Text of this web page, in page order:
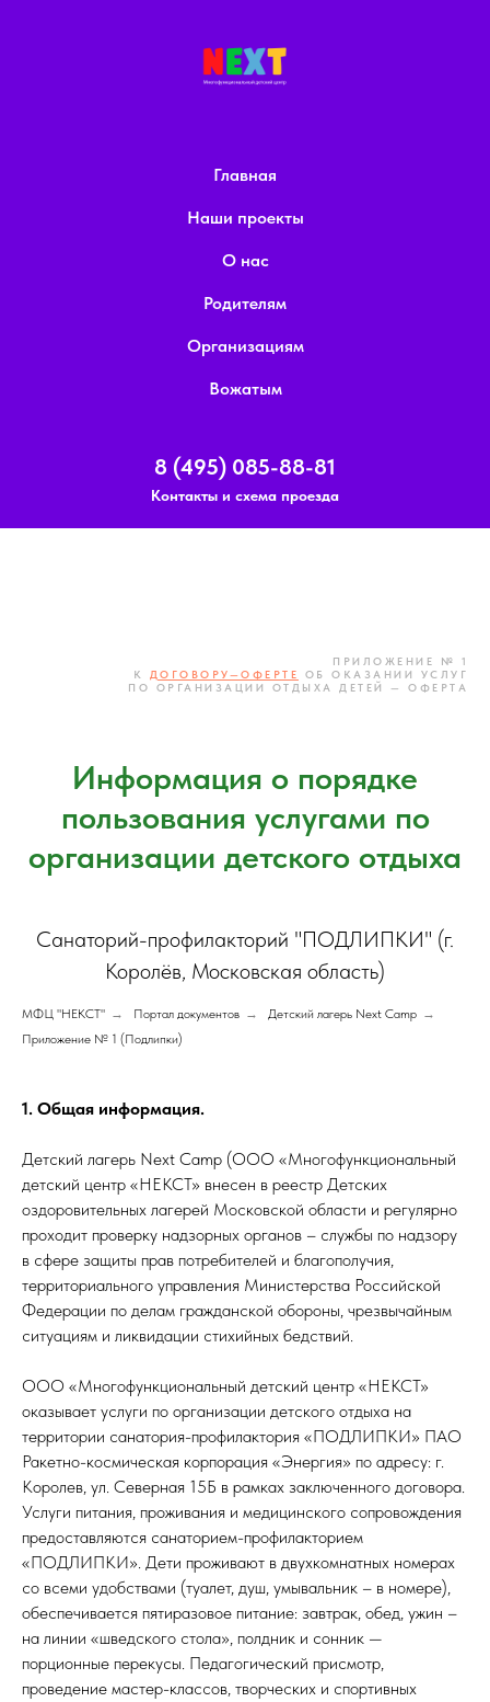
Главная
Наши проекты
О нас
Родителям
Организациям
Вожатым
8 (495) 085-88-81
Контакты и схема проезда
ПРИЛОЖЕНИЕ № 1
К ДОГОВОРУ—ОФЕРТЕ
ОБ ОКАЗАНИИ УСЛУГ
ПО ОРГАНИЗАЦИИ ОТДЫХА ДЕТЕЙ — ОФЕРТА
Информация о порядке
пользования услугами по
организации детского отдыха
Санаторий-профилакторий "ПОДЛИПКИ" (г.
Королёв, Московская область)
МФЦ "НЕКСТ" → Портал документов → Детский лагерь Next Camp →
Приложение № 1 (Подлипки)
1. Общая информация.
Детский лагерь Next Camp (ООО «Многофункциональный
детский центр «НЕКСТ» внесен в реестр Детских
оздоровительных лагерей Московской области и регулярно
проходит проверку надзорных органов – службы по надзору
в сфере защиты прав потребителей и благополучия,
территориального управления Министерства Российской
Федерации по делам гражданской обороны, чрезвычайным
ситуациям и ликвидации стихийных бедствий.
ООО «Многофункциональный детский центр «НЕКСТ»
оказывает услуги по организации детского отдыха на
территории санатория-профилактория «ПОДЛИПКИ» ПАО
Ракетно-космическая корпорация «Энергия» по адресу: г.
Королев, ул. Северная 15Б в рамках заключенного договора.
Услуги питания, проживания и медицинского сопровождения
предоставляются санаторием-профилакторием
«ПОДЛИПКИ». Дети проживают в двухкомнатных номерах
со всеми удобствами (туалет, душ, умывальник – в номере),
обеспечивается пятиразовое питание: завтрак, обед, ужин –
на линии «шведского стола», полдник и сонник —
порционные перекусы. Педагогический присмотр,
проведение мастер-классов, творческих и спортивных